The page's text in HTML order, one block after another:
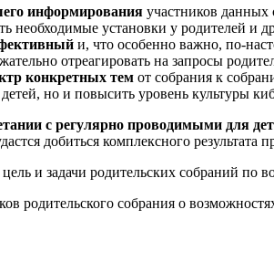
информирования участников данных
необходимые установки у родителей и
и, что особенно важно, по-
отреагировать на запросы
конкретных тем от собрания к
но и повысить уровень культуры
с регулярно проводимыми для
добиться комплексного результата
цель и задачи родительских собраний
родительского собрания о